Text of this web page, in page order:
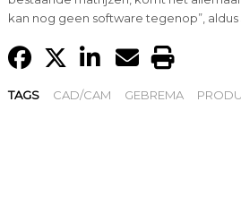
kan nog geen software tegenop”, aldus
TAGS CAD/CAM GEBREMA